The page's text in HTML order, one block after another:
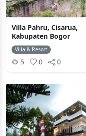
Villa Pahru, Cisarua,
Kabupaten Bogor
Villa & Resort
5 0 0